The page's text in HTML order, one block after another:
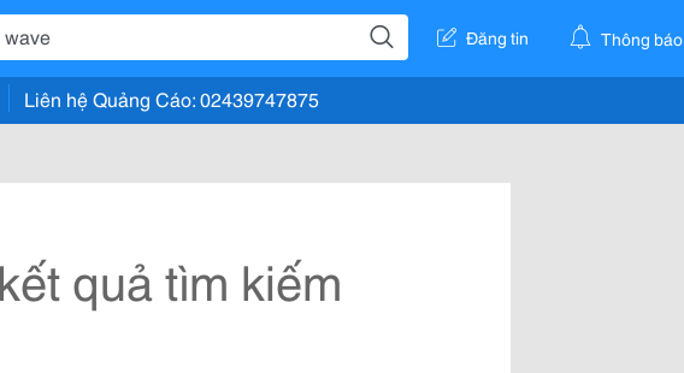
Đăng tin Thông báo
Liên hệ Quảng Cáo: 02439747875
quả tìm kiếm